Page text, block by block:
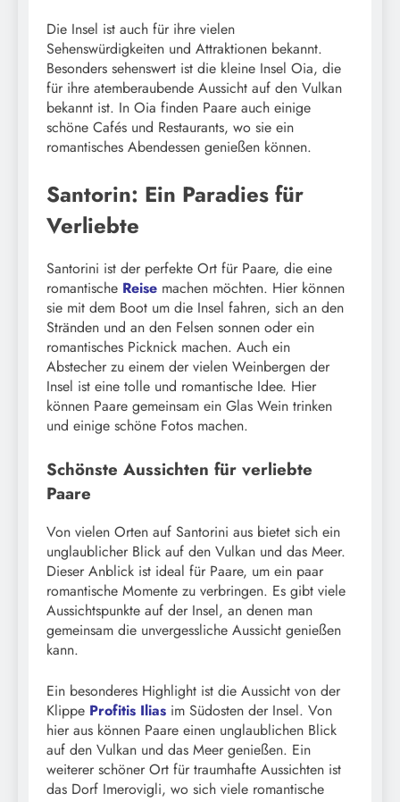
Die Insel ist auch für ihre vielen
Sehenswürdigkeiten und Attraktionen bekannt.
Besonders sehenswert ist die kleine Insel Oia, die
für ihre atemberaubende Aussicht auf den Vulkan
bekannt ist. In Oia finden Paare auch einige
schöne Cafés und Restaurants, wo sie ein
romantisches Abendessen genießen können.
Santorin: Ein Paradies für
Verliebte
Santorini ist der perfekte Ort für Paare, die eine
romantische Reise machen möchten. Hier können
sie mit dem Boot um die Insel fahren, sich an den
Stränden und an den Felsen sonnen oder ein
romantisches Picknick machen. Auch ein
Abstecher zu einem der vielen Weinbergen der
Insel ist eine tolle und romantische Idee. Hier
können Paare gemeinsam ein Glas Wein trinken
und einige schöne Fotos machen.
Schönste Aussichten für verliebte
Paare
Von vielen Orten auf Santorini aus bietet sich ein
unglaublicher Blick auf den Vulkan und das Meer.
Dieser Anblick ist ideal für Paare, um ein paar
romantische Momente zu verbringen. Es gibt viele
Aussichtspunkte auf der Insel, an denen man
gemeinsam die unvergessliche Aussicht genießen
kann.
Ein besonderes Highlight ist die Aussicht von der
Klippe Profitis Ilias im Südosten der Insel. Von
hier aus können Paare einen unglaublichen Blick
auf den Vulkan und das Meer genießen. Ein
weiterer schöner Ort für traumhafte Aussichten ist
das Dorf Imerovigli, wo sich viele romantische